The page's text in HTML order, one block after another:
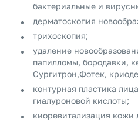
бактериальные и
дерматоскопия
трихоскопия;
удаление
папилломы, бородавки,
Сургитрон,Фотек,
контурная пластика
гиалуроновой кислоты;
киоревитализация кожи